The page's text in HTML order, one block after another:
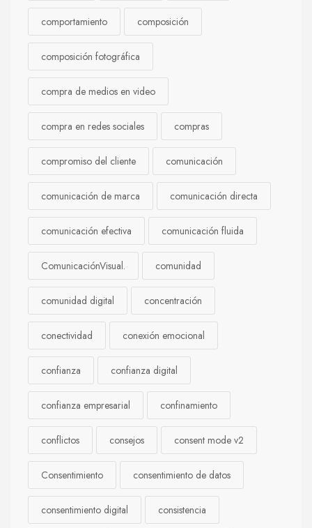
comportamiento composición
composición fotográfica
compra de medios en video
compra en redes sociales compras
compromiso del cliente comunicación
comunicación de marca comunicación directa
comunicación efectiva comunicación fluida
ComunicaciónVisual. comunidad
comunidad digital concentración
conectividad conexión emocional
confianza confianza digital
confianza empresarial confinamiento
conflictos consejos consent mode v2
Consentimiento consentimiento de datos
consentimiento digital consistencia